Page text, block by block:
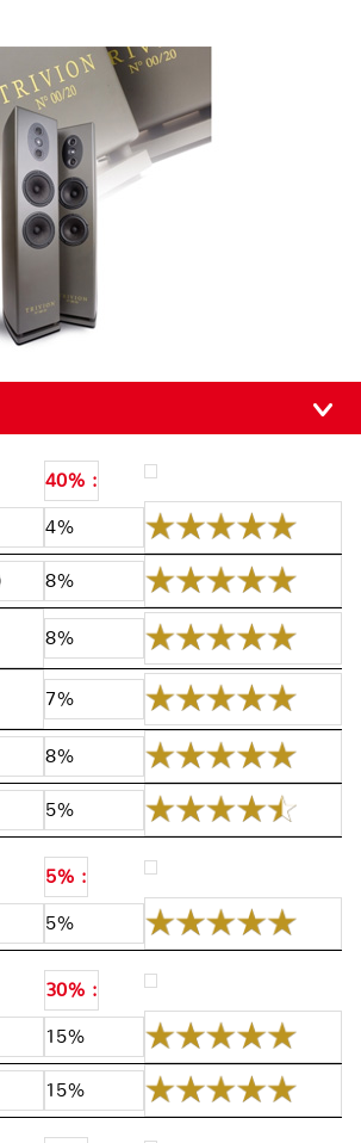
40% :
4%
8%
8%
7%
8%
5%
5% :
5%
30% :
15%
15%